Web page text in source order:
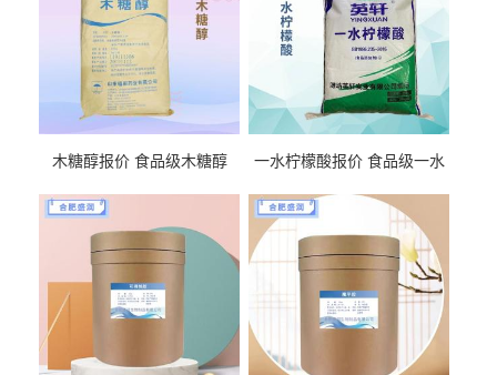
木糖醇报价 食品级木糖醇
一水柠檬酸报价 食品级一水